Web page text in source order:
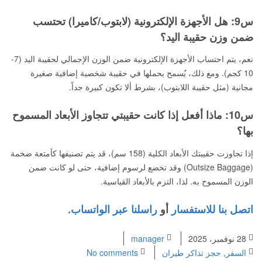
س9: هل الأجهزة الإلكترونية (لابتوب/كاميرا) تحتسب
ضمن وزن حقيبة اليد؟
نعم، يتم احتساب الأجهزة الإلكترونية ضمن الوزن الإجمالي لحقيبة اليد (7-
10 كجم). ومع ذلك، يُسمح بحملها في حقيبة شخصية إضافية صغيرة
مجانية (مثل حقيبة اللابتوب)، بشرط ألا تكون كبيرة جداً.
س10: ماذا أفعل إذا كانت حقيبتي تتجاوز الأبعاد المسموح
بها؟
إذا تجاوزت حقيبتك الأبعاد الكلية (158 سم)، قد يتم تصنيفها كأمتعة ضخمة
(Outsize Baggage) وقد تخضع لرسوم إضافية، حتى لو كانت ضمن
الوزن المسموح به. لذا، التزم بالأبعاد القياسية.
اتصل بنا للاستفسار أو راسلنا عبر الواتساب.
manager
السفر , حجز تذاكر طيران No comments